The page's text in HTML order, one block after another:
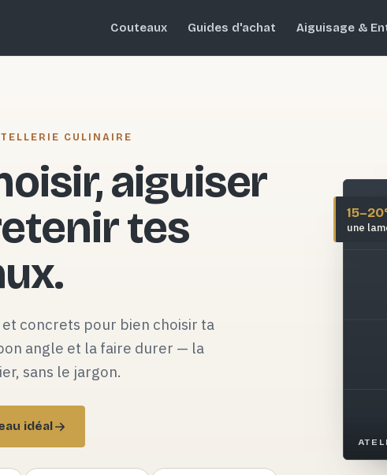
Couteaux Guides d'achat Aiguisage &
CULINAIRE
aiguiser
tes
concrets pour bien choisir ta
angle et la faire durer — la
sans le jargon.
idéal
une